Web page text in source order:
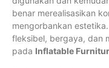
benar merealisasikan
mengorbankan
fleksibel, bergaya, dan
pada Inflatable